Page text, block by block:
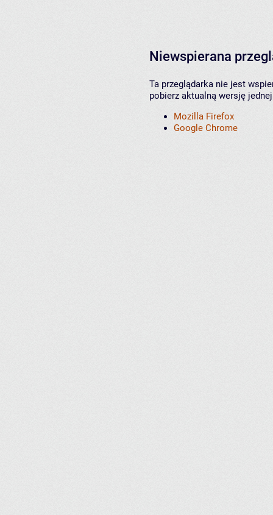
Niewspierana
Ta przeglądarka nie jest
pobierz aktualną wersję
Mozilla Firefox
Google Chrome